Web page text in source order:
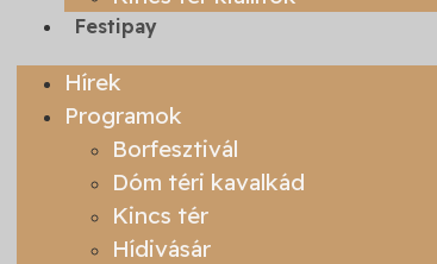
Festipay
Hírek
Programok
Borfesztivál
Dóm téri kavalkád
Kincs tér
Hídivásár